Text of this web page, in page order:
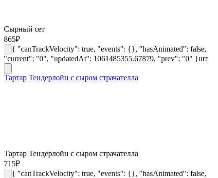
Сырный сет
865₽
{ "canTrackVelocity": true, "events": {}, "hasAnimated": false,
"current": "0", "updatedAt": 1061485355.67879, "prev": "0" }шт
Тартар Тендерлойн с сыром страчателла
Тартар Тендерлойн с сыром страчателла
715₽
{ "canTrackVelocity": true, "events": {}, "hasAnimated": false,